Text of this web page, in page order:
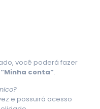
você poderá fazer
“Minha conta”.
e possuirá acesso